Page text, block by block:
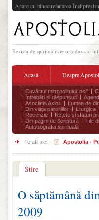
Apare cu binecuvântarea
Revista de spiritualitate ortodoxa si
Acasă Despre
Cuvântul mitropolitului Iosif
Întrebări și răspunsuri
Asociația Axios
Lumea de
Din viața parohiilor
Liturgica
Recenzie
Rețete și sfaturi
Din pagini de Scriptură
File
Autobiografia spirituală
Te afli aici: Apostolia -
Stire
O săptămână
2009